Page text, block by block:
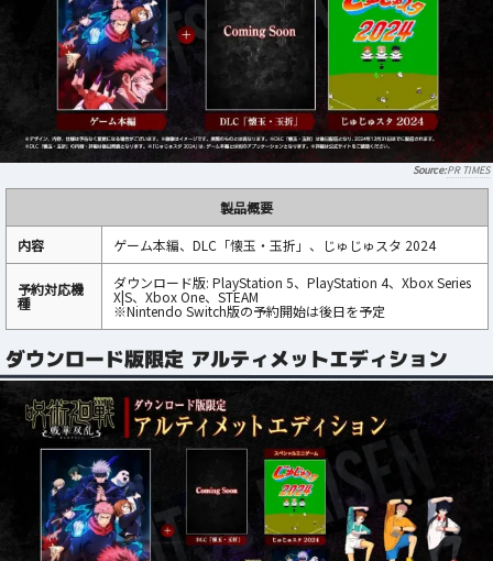
PR TIMES
製品概要
内容
ゲーム本編、DLC「懐玉・玉折」、じゅじゅスタ 2024
予約対応機
種
ダウンロード版: PlayStation 5、PlayStation 4、Xbox Series
X|S、Xbox One、STEAM
※Nintendo Switch版の予約開始は後日を予定
ダウンロード版限定 アルティメットエディション